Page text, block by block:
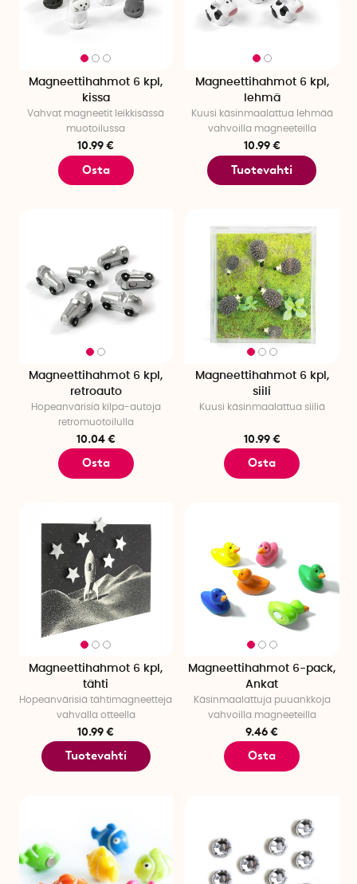
Magneettihahmot 6 kpl,
kissa
Vahvat magneetit leikkisässä
muotoilussa
10.99 €
Osta
Magneettihahmot 6 kpl,
lehmä
Kuusi käsinmaalattua lehmää
vahvoilla magneeteilla
10.99 €
Tuotevahti
Magneettihahmot 6 kpl,
retroauto
Hopeanvärisiä kilpa-autoja
retromuotoilulla
10.04 €
Osta
Magneettihahmot 6 kpl,
siili
Kuusi käsinmaalattua siiliä
10.99 €
Osta
Magneettihahmot 6 kpl,
tähti
Hopeanvärisiä tähtimagneetteja
vahvalla otteella
10.99 €
Tuotevahti
Magneettihahmot 6-pack,
Ankat
Käsinmaalattuja puuankkoja
vahvoilla magneeteilla
9.46 €
Osta